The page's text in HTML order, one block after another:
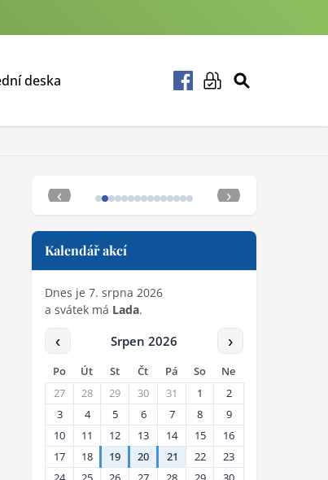
deska
‹ ›
Kalendář akcí
Dnes je 7. srpna 2026
a svátek máLada.